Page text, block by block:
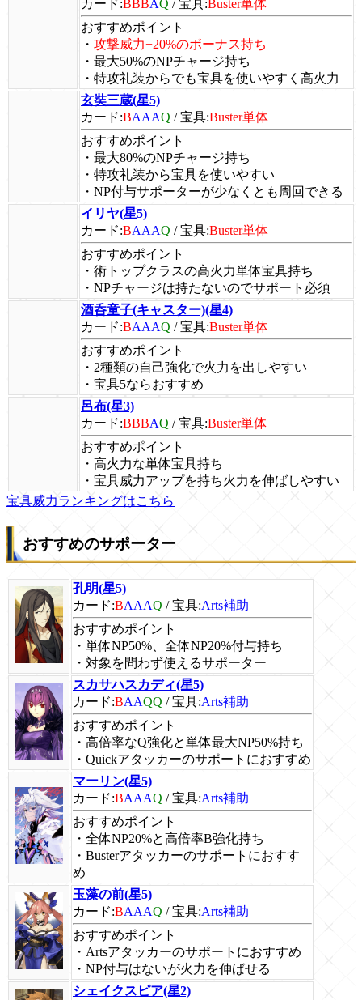
カード: BBBAQ / 宝具: Buster単体
おすすめポイント
・ 攻撃威力+20%のボーナス持ち
・最大50%のNPチャージ持ち
・特攻礼装からでも宝具を使いやすく高火力
玄奘三蔵(星5)
カード:BAAAQ /宝具:Buster単体
おすすめポイント
・最大80%のNPチャージ持ち
・特攻礼装から宝具を使いやすい
・NP付与サポーターが少なくとも周回できる
イリヤ(星5)
カード:BAAAQ /宝具:Buster単体
おすすめポイント
・術トップクラスの高火力単体宝具持ち
・NPチャージは持たないのでサポート必須
酒呑童子(キャスター)(星4)
カード:BAAAQ /宝具:Buster単体
おすすめポイント
・2種類の自己強化で火力を出しやすい
・宝具5ならおすすめ
呂布(星3)
カード:BBBAQ /宝具:Buster単体
おすすめポイント
・高火力な単体宝具持ち
・宝具威力アップを持ち火力を伸ばしやすい
宝具威力ランキングはこちら
おすすめのサポーター
孔明(星5)
カード:BAAAQ /宝具:Arts補助
おすすめポイント
・単体NP50%、全体NP20%付与持ち
・対象を問わず使えるサポーター
スカサハスカディ(星5)
カード:BAAQQ /宝具:Arts補助
おすすめポイント
・高倍率なQ強化と単体最大NP50%持ち
・Quickアタッカーのサポートにおすすめ
マーリン(星5)
カード:BAAAQ /宝具:Arts補助
おすすめポイント
・全体NP20%と高倍率B強化持ち
・Busterアタッカーのサポートにおすす
め
玉藻の前(星5)
カード:BAAAQ /宝具:Arts補助
おすすめポイント
・Artsアタッカーのサポートにおすすめ
・NP付与はないが火力を伸ばせる
シェイクスピア(星2)